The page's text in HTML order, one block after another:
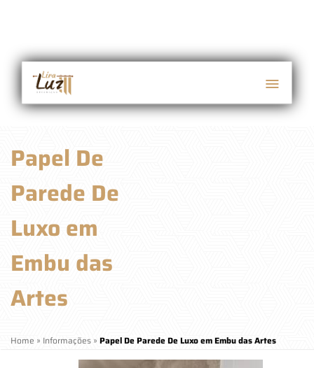
Papel De
Parede De
Luxo em
Embu das
Artes
Home » Informações » Papel De Parede De Luxo em Embu das Artes